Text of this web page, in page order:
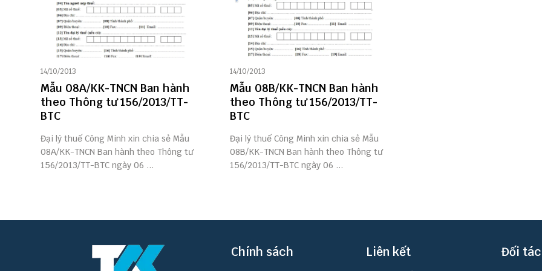
14/10/2013
Mẫu 08A/KK-TNCN Ban hành
theo Thông tư 156/2013/TT-
BTC
Đại lý thuế Công Minh xin chia sẻ Mẫu
08A/KK-TNCN Ban hành theo Thông tư
156/2013/TT-BTC ngày 06 ...
14/10/2013
Mẫu 08B/KK-TNCN Ban hành
theo Thông tư 156/2013/TT-
BTC
Đại lý thuế Công Minh xin chia sẻ Mẫu
08B/KK-TNCN Ban hành theo Thông tư
156/2013/TT-BTC ngày 06 ...
Chính sách Liên kết Đối tác